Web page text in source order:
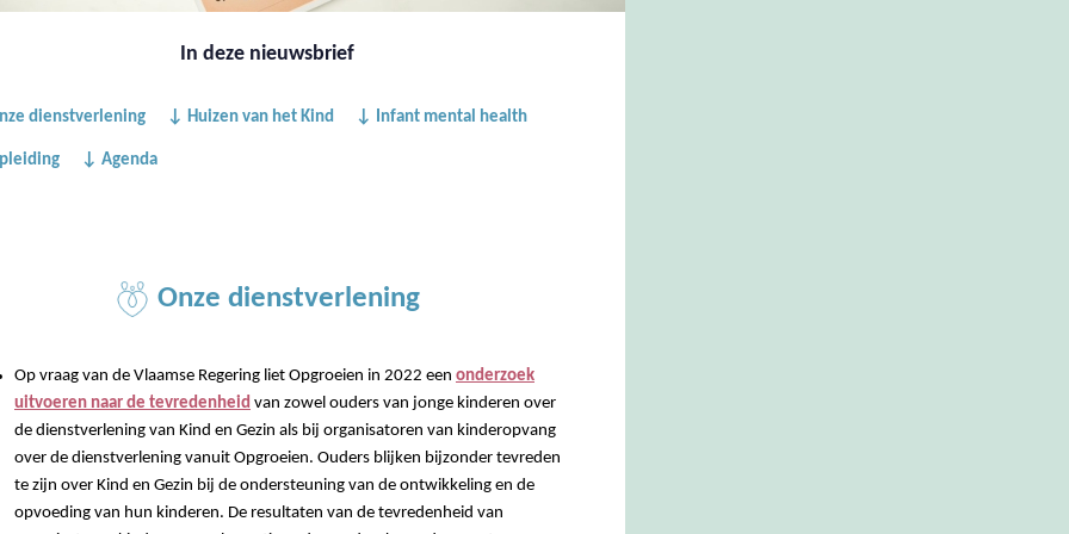
In deze nieuwsbrief
dienstverlening ↓ Huizen van het Kind ↓ Infant mental health
↓ Agenda
Onze dienstverlening
Op vraag van de Vlaamse Regering liet Opgroeien in 2022 een onderzoek
uitvoeren naar de tevredenheid van zowel ouders van jonge kinderen over
de dienstverlening van Kind en Gezin als bij organisatoren van kinderopvang
over de dienstverlening vanuit Opgroeien. Ouders blijken bijzonder tevreden
te zijn over Kind en Gezin bij de ondersteuning van de ontwikkeling en de
opvoeding van hun kinderen. De resultaten van de tevredenheid van